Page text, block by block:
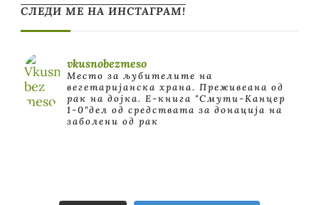
СЛЕДИ МЕ НА ИНСТАГРАМ!
vkusnobezmeso
Место за љубителите на
вегетаријанска храна. Преживеана од
рак на дојка. E-книга "Смути-Канцер
1-0"дел од средствата за донација на
заболени од рак